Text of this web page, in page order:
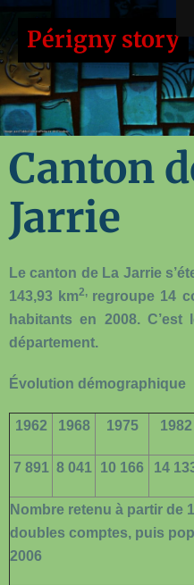
Périgny story
Canton
Jarrie
Le canton de La Jarrie
143,93 km2, regroupe 14
habitants en 2008.
département.
Évolution démographique
1962 1968 1975 1982
7 891 8 041 10 166 14
Nombre retenu à partir de
doubles comptes, puis
2006